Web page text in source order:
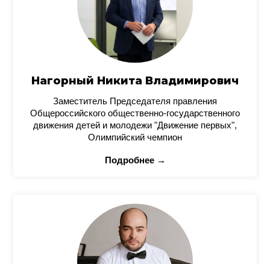
Нагорный Никита Владимирович
Заместитель Председателя правления
Общероссийского общественно-государственного
движения детей и молодежи "Движение первых",
Олимпийский чемпион
Подробнее →